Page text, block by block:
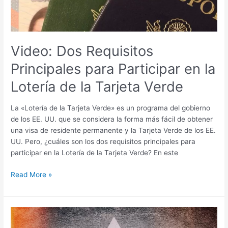
Video: Dos Requisitos
Principales para Participar en la
Lotería de la Tarjeta Verde
La «Lotería de la Tarjeta Verde» es un programa del gobierno
de los EE. UU. que se considera la forma más fácil de obtener
una visa de residente permanente y la Tarjeta Verde de los EE.
UU. Pero, ¿cuáles son los dos requisitos principales para
participar en la Lotería de la Tarjeta Verde? En este
Lotería
la
Tarjeta
Verde
Read More »
La
Inmigración